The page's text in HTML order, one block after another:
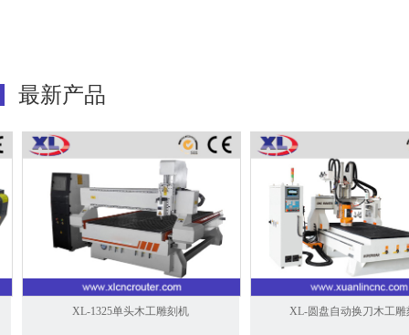
最新产品
XL-1325单头木工雕刻机 XL-圆盘自动换刀木工雕刻